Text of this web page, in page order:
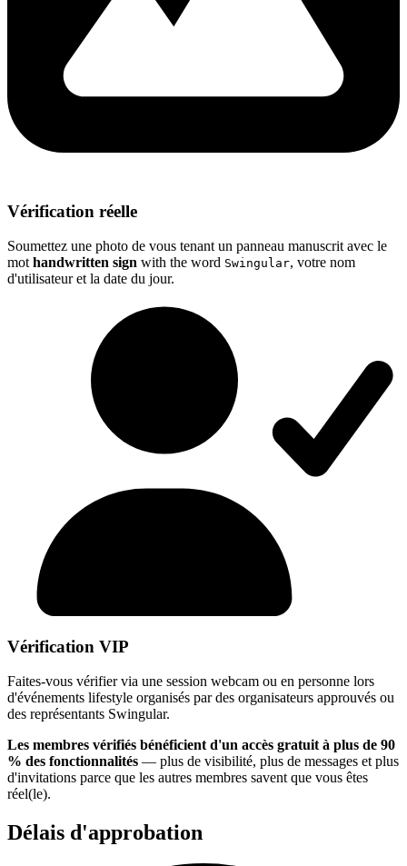
Vérification réelle
Soumettez une photo de vous tenant un panneau manuscrit avec le
mot handwritten sign with the word Swingular, votre nom
d'utilisateur et la date du jour.
Vérification VIP
Faites-vous vérifier via une session webcam ou en personne lors
d'événements lifestyle organisés par des organisateurs approuvés ou
des représentants Swingular.
Les membres vérifiés bénéficient d'un accès gratuit à plus de 90
% des fonctionnalités — plus de visibilité, plus de messages et plus
d'invitations parce que les autres membres savent que vous êtes
réel(le).
Délais d'approbation